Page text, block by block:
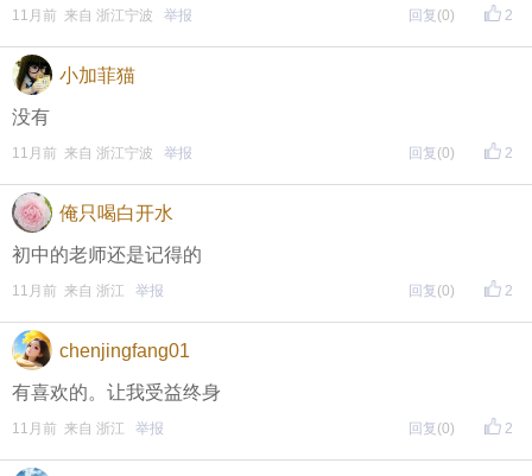
2
11月前 来自 浙江宁波 举报 回复 (0)
小加菲猫
没有
2
11月前 来自 浙江宁波 举报 回复 (0)
俺只喝白开水
初中的老师还是记得的
2
11月前 来自 浙江 举报 回复 (0)
chenjingfang01
有喜欢的。让我受益终身
2
11月前 来自 浙江 举报 回复 (0)